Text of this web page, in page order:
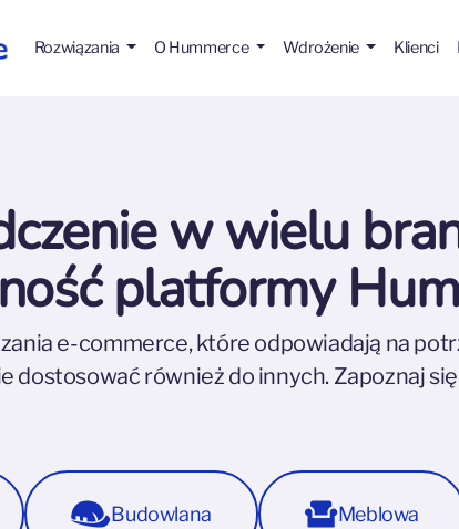
Rozwiązania O Hummerce Wdrożenie Klienci
w wielu
platformy
e-commerce, które odpowiadają na
dostosować również do innych. Zapoznaj
Budowlana Meblowa